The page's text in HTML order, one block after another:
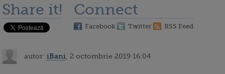
Share it! Connect
Facebook Twitter RSS Feed
autor: iBani , 2 octombrie 2019 16:04